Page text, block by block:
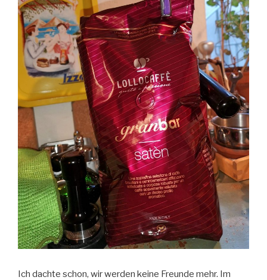
Ich dachte schon, wir werden keine Freunde mehr. Im